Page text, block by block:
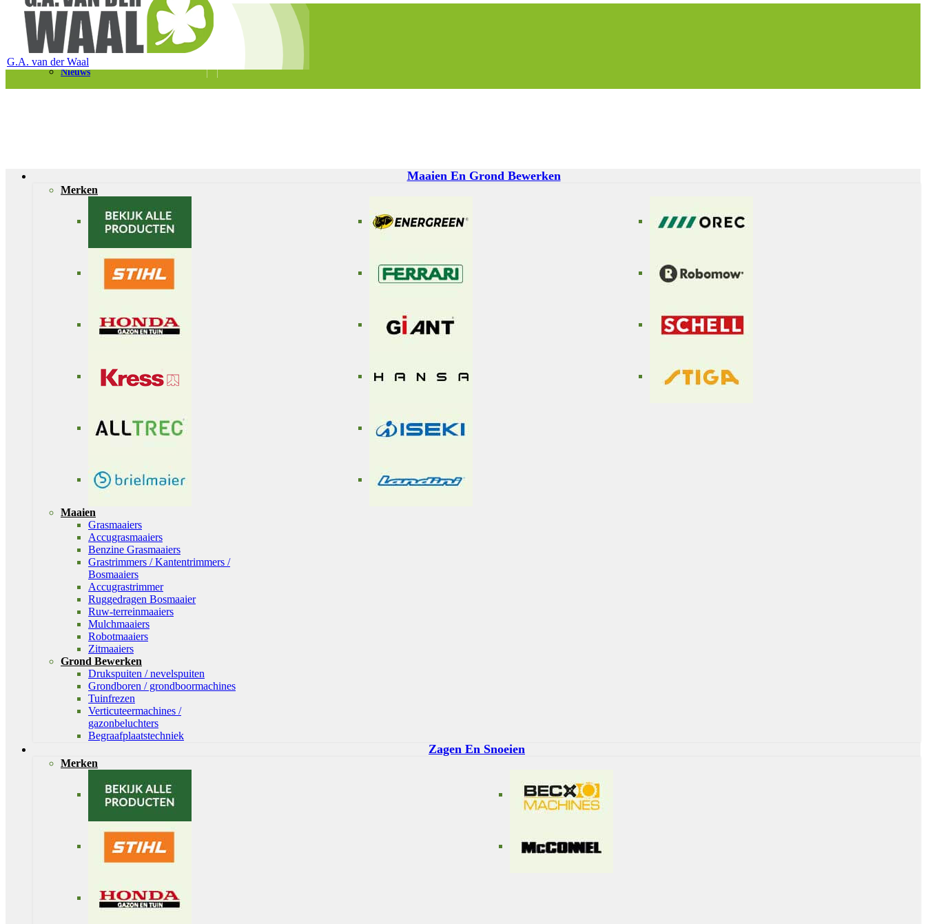
Telefoon 0180 – 421399
Schaapherderweg 6, 2988 CK Ridderkerk
Vacatures
Nieuws
G.A. van der Waal
Maaien En Grond Bewerken
Merken
Maaien
Grasmaaiers
Accugrasmaaiers
Benzine Grasmaaiers
Grastrimmers / Kantentrimmers /
Bosmaaiers
Accugrastrimmer
Ruggedragen Bosmaaier
Ruw-terreinmaaiers
Mulchmaaiers
Robotmaaiers
Zitmaaiers
Grond Bewerken
Drukspuiten / nevelspuiten
Grondboren / grondboormachines
Tuinfrezen
Verticuteermachines /
gazonbeluchters
Begraafplaatstechniek
Zagen En Snoeien
Merken